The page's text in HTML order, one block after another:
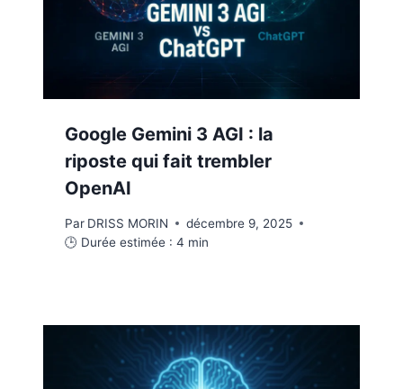
Google Gemini 3 AGI : la
riposte qui fait trembler
OpenAI
Par DRISS MORIN
décembre 9, 2025
🕒 Durée estimée : 4 min